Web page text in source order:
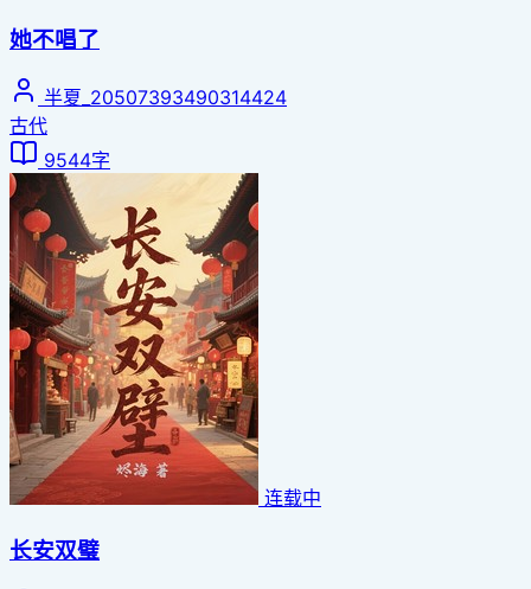
她不唱了
半夏_20507393490314424
古代
9544字
连载中
长安双璧